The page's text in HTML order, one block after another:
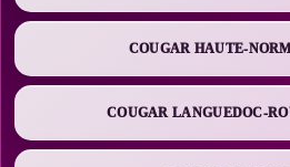
COUGAR HAUTE-
COUGAR LANGUEDOC-